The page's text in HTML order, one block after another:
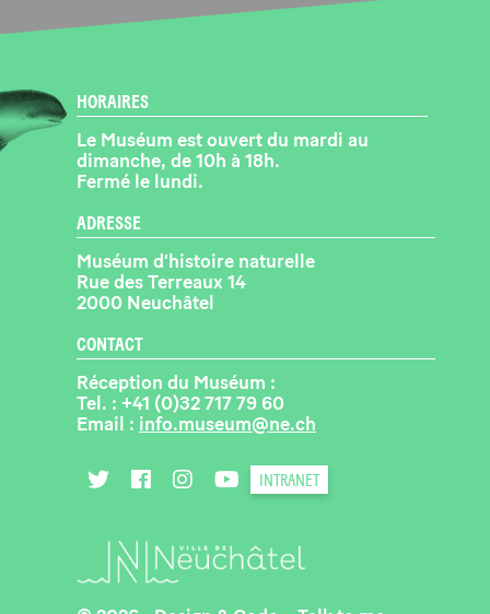
HORAIRES
Le Muséum est ouvert du mardi au
dimanche, de 10h à 18h.
Fermé le lundi.
ADRESSE
Muséum d’histoire naturelle
Rue des Terreaux 14
2000 Neuchâtel
CONTACT
Réception du Muséum :
Tel. : +41 (0)32 717 79 60
Email : info.museum@ne.ch
INTRANET